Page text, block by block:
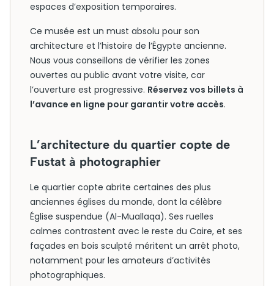
espaces d’exposition temporaires.
Ce musée est un must absolu pour son
architecture et l’histoire de l’Égypte ancienne.
Nous vous conseillons de vérifier les zones
ouvertes au public avant votre visite, car
l’ouverture est progressive. Réservez vos billets à
l’avance en ligne pour garantir votre accès.
L’architecture du quartier copte de
Fustat à photographier
Le quartier copte abrite certaines des plus
anciennes églises du monde, dont la célèbre
Église suspendue (Al-Muallaqa). Ses ruelles
calmes contrastent avec le reste du Caire, et ses
façades en bois sculpté méritent un arrêt photo,
notamment pour les amateurs d’activités
photographiques.